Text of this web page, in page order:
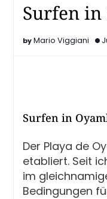
Surfen
Mario Viggiani
Surfen in
Der Playa de
etabliert. Seit
im
Bedingungen